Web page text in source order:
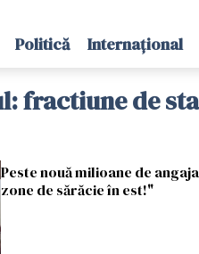
Politică Internațional
fractiune de
Peste nouă milioane de
zone de sărăcie în est!"